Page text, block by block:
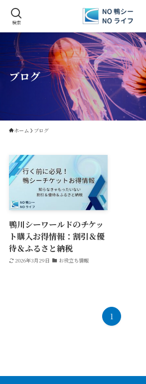
検索
ブログ
ホーム ブログ
鴨川シーワールドのチケッ
ト購入お得情報：割引＆優
待＆ふるさと納税
2026年3月29日 お役立ち情報
1